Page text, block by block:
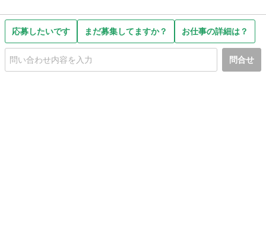
応募したいです まだ募集してますか？ お仕事の詳細は？
問合せ